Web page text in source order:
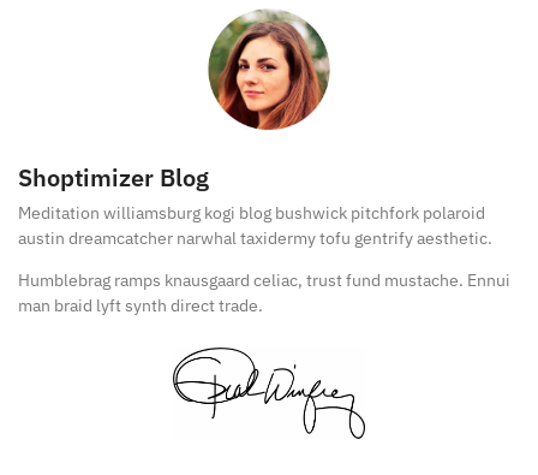
Shoptimizer Blog
Meditation williamsburg kogi blog bushwick pitchfork polaroid
austin dreamcatcher narwhal taxidermy tofu gentrify aesthetic.
Humblebrag ramps knausgaard celiac, trust fund mustache. Ennui
man braid lyft synth direct trade.